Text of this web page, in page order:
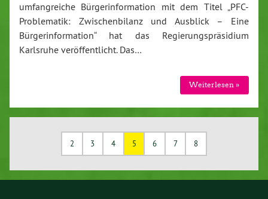
umfangreiche Bürgerinformation mit dem Titel „PFC-
Problematik: Zwischenbilanz und Ausblick – Eine
Bürgerinformation“ hat das Regierungspräsidium
Karlsruhe veröffentlicht. Das…
Weiterlesen »
2 3 4 5 6 7 8